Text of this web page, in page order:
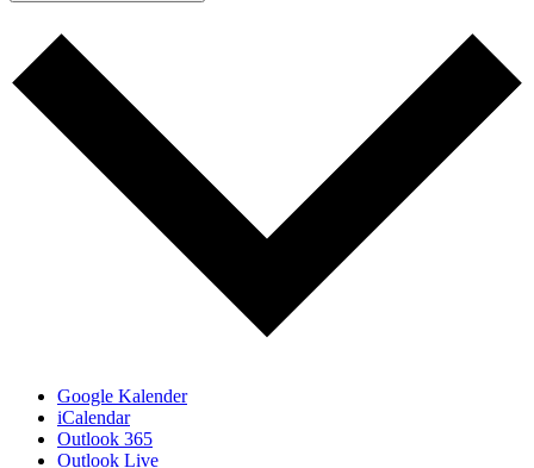
Google Kalender
iCalendar
Outlook 365
Outlook Live